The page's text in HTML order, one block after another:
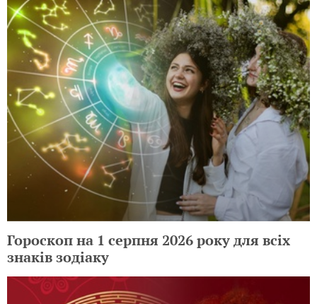
Гороскоп на 1 серпня 2026 року для всіх
знаків зодіаку